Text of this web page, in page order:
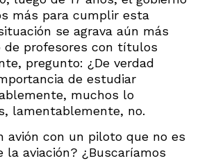
más para cumplir esta
se agrava aún más
de profesores con títulos
pregunto: ¿De verdad
de estudiar
muchos lo
lamentablemente, no.
avión con un piloto que no es
la aviación? ¿Buscaríamos